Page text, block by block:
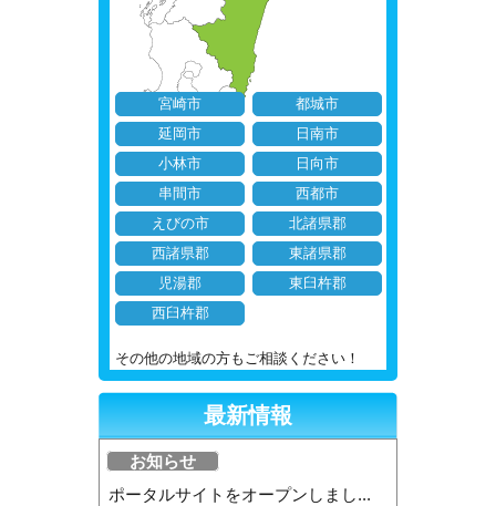
宮崎市
都城市
延岡市
日南市
小林市
日向市
串間市
西都市
えびの市
北諸県郡
西諸県郡
東諸県郡
児湯郡
東臼杵郡
西臼杵郡
その他の地域の方もご相談ください！
最新情報
お知らせ
ポータルサイトをオープンしまし...